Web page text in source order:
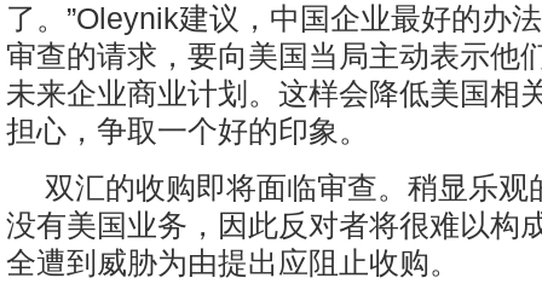
了。”Oleynik建议，中国企业最好的办
审查的请求，要向美国当局主动表示他
未来企业商业计划。这样会降低美国相
担心，争取一个好的印象。
双汇的收购即将面临审查。稍显乐观
没有美国业务，因此反对者将很难以构
全遭到威胁为由提出应阻止收购。